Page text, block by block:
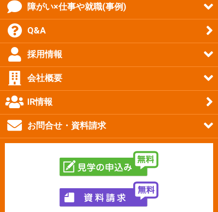
障がい×仕事や就職(事例)
Q&A
採用情報
会社概要
IR情報
お問合せ・資料請求